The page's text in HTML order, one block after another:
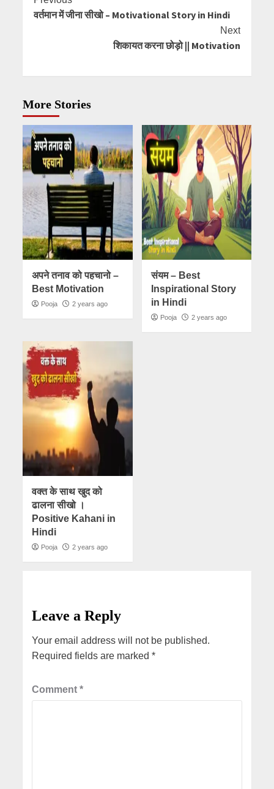
Reading
वर्तमान में जीना सीखो – Motivational Story in Hindi
Next
शिकायत करना छोड़ो || Motivation
More Stories
अपने तनाव को पहचानो –
Best Motivation
Pooja 2 years ago
संयम – Best
Inspirational Story
in Hindi
Pooja 2 years ago
वक्त के साथ खुद को
ढालना सीखो ।
Positive Kahani in
Hindi
Pooja 2 years ago
Leave a Reply
Your email address will not be published.
Required fields are marked*
Comment*